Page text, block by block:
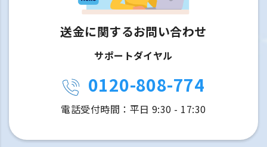
送金に関するお問い合わせ
サポートダイヤル
0120-808-774
電話受付時間：平日 9:30 - 17:30